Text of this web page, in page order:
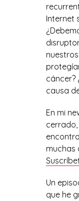
Internet
cáncer?
causa
En mi
muchas
Un
que he